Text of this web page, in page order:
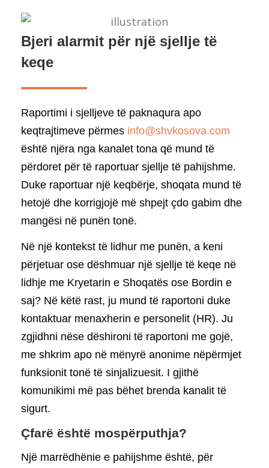
Bjeri alarmit për një sjellje të
keqe
Raportimi i sjelljeve të paknaqura apo
keqtrajtimeve përmes info@shvkosova.com
është njëra nga kanalet tona që mund të
përdoret për të raportuar sjellje të pahijshme.
Duke raportuar një keqbërje, shoqata mund të
hetojë dhe korrigjojë më shpejt çdo gabim dhe
mangësi në punën tonë.
Në një kontekst të lidhur me punën, a keni
përjetuar ose dëshmuar një sjellje të keqe në
lidhje me Kryetarin e Shoqatës ose Bordin e
saj? Në këtë rast, ju mund të raportoni duke
kontaktuar menaxherin e personelit (HR). Ju
zgjidhni nëse dëshironi të raportoni me gojë,
me shkrim apo në mënyrë anonime nëpërmjet
funksionit tonë të sinjalizuesit. I gjithë
komunikimi më pas bëhet brenda kanalit të
sigurt.
Çfarë është mospërputhja?
Një marrëdhënie e pahijshme është, për